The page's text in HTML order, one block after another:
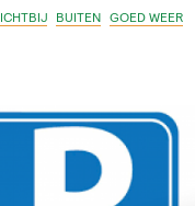
BUITEN GOED WEER